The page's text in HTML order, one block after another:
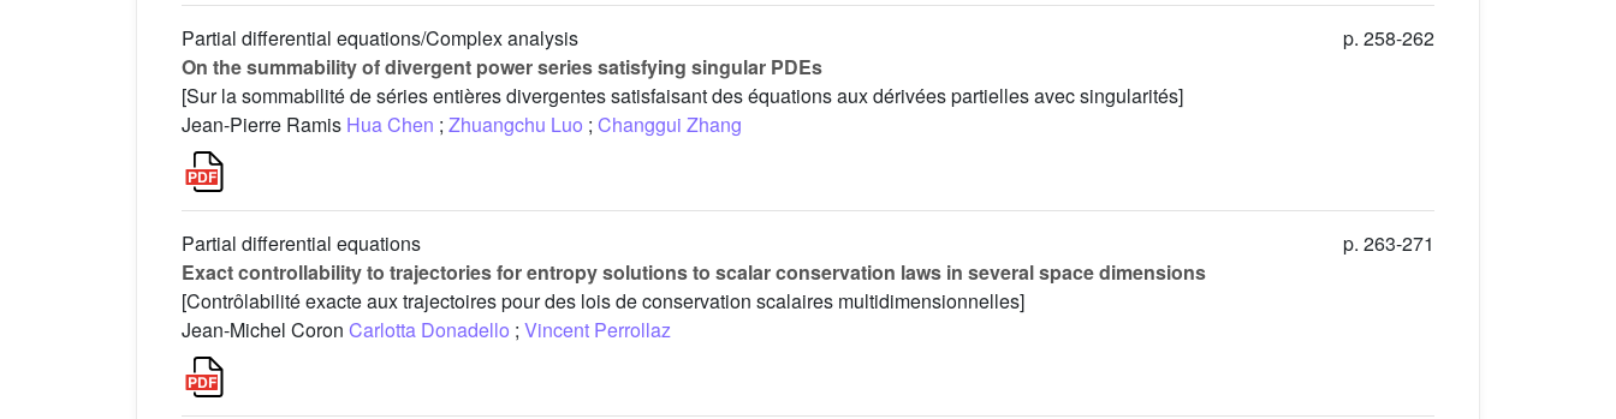
Partial differential equations/Complex analysis
On the summability of divergent power series satisfying singular PDEs
[Sur la sommabilité de séries entières divergentes satisfaisant des équations aux dérivées partielles avec singularités]
Jean-Pierre Ramis Hua Chen ; Zhuangchu Luo ; Changgui Zhang
p. 258-262
Partial differential equations
Exact controllability to trajectories for entropy solutions to scalar conservation laws in several space dimensions
[Contrôlabilité exacte aux trajectoires pour des lois de conservation scalaires multidimensionnelles]
Jean-Michel Coron Carlotta Donadello ; Vincent Perrollaz
p. 263-271